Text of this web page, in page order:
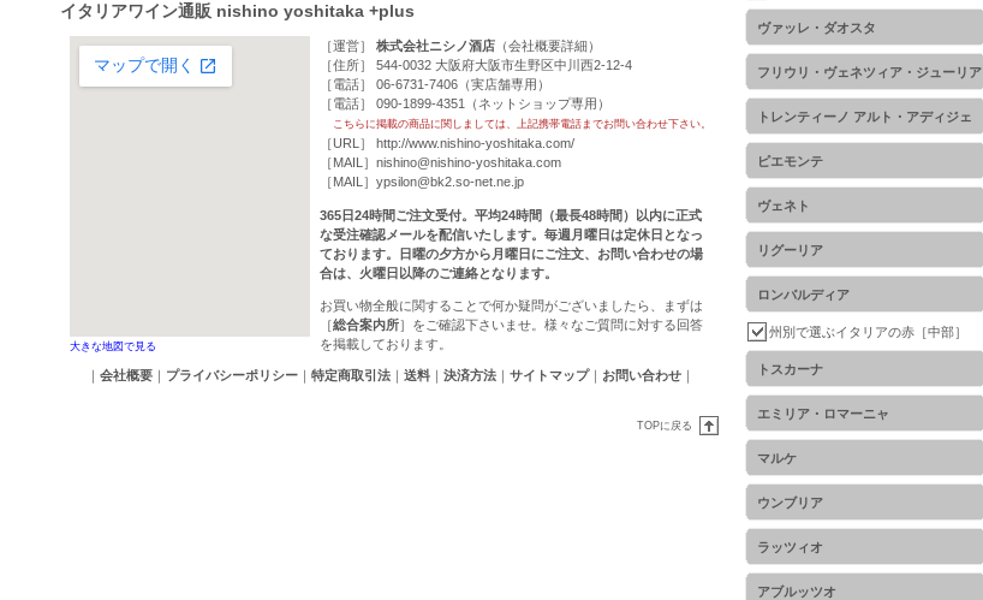
イタリアワイン通販 nishino yoshitaka +plus
大きな地図で見る
［運営］ 株式会社ニシノ酒店 （会社概要詳細）
［住所］ 544-0032 大阪府大阪市生野区中川西2-12-4
［電話］ 06-6731-7406（実店舗専用）
［電話］ 090-1899-4351（ネットショップ専用）
こちらに掲載の商品に関しましては、上記携帯電話までお問い合わせ下さい。
［URL］ http://www.nishino-yoshitaka.com/
［MAIL］ nishino@nishino-yoshitaka.com
［MAIL］ ypsilon@bk2.so-net.ne.jp
365日24時間ご注文受付。平均24時間（最長48時間）以内に正式
な受注確認メールを配信いたします。毎週月曜日は定休日となっ
ております。日曜の夕方から月曜日にご注文、お問い合わせの場
合は、火曜日以降のご連絡となります。
お買い物全般に関することで何か疑問がございましたら、まずは
［総合案内所］をご確認下さいませ。様々なご質問に対する回答
を掲載しております。
｜ 会社概要 ｜ プライバシーポリシー ｜ 特定商取引法 ｜ 送料 ｜ 決済方法 ｜ サイトマップ｜ お問い合わせ ｜
TOPに戻る
ヴァッレ・ダオスタ
フリウリ・ヴェネツィア・ジューリア
トレンティーノ アルト・アディジェ
ピエモンテ
ヴェネト
リグーリア
ロンバルディア
州別で選ぶイタリアの赤［中部］
トスカーナ
エミリア・ロマーニャ
マルケ
ウンブリア
ラッツィオ
アブルッツオ